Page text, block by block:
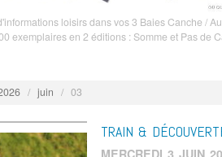
loisirs dans vos 3 Baies Canche /
exemplaires en 2 éditions : Somme et Pas de
/ juin / 03
TRAIN &